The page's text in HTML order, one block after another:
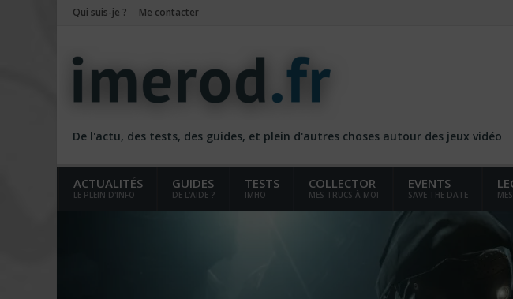
Qui suis-je ? Me contacter
De l'actu, des tests, des guides, et plein d'autres choses autour des jeux vidéo
ACTUALITÉS
LE PLEIN D'INFO
GUIDES
DE L'AIDE ?
TESTS
IMHO
COLLECTOR
MES TRUCS À MOI
EVENTS
SAVE THE DATE